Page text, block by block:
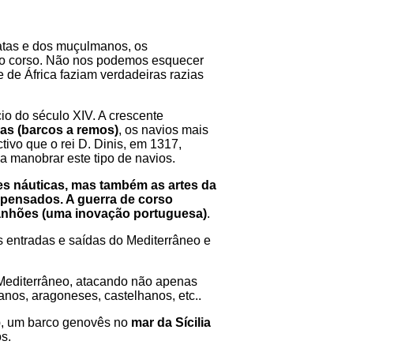
e dos muçulmanos, os
corso. Não nos podemos esquecer
de África faziam verdadeiras razias
do século XIV. A crescente
(barcos a remos), os navios mais
que o rei D. Dinis, em 1317,
manobrar este tipo de navios.
náuticas, mas também as artes da
A guerra de corso
(uma inovação portuguesa).
e saídas do Mediterrâneo e
atacando não apenas
aragoneses, castelhanos, etc..
um barco genovês no mar da Sícilia